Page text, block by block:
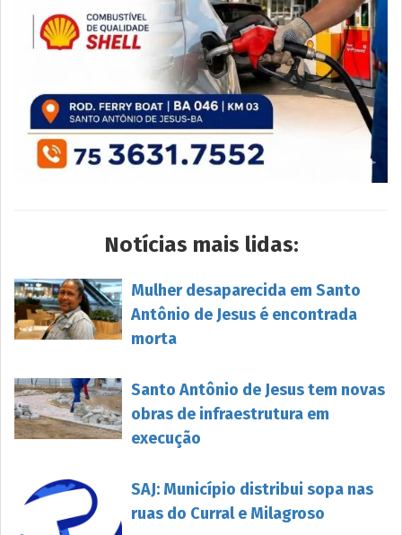
Notícias mais lidas:
Mulher desaparecida em Santo
Antônio de Jesus é encontrada
morta
Santo Antônio de Jesus tem novas
obras de infraestrutura em
execução
SAJ: Município distribui sopa nas
ruas do Curral e Milagroso